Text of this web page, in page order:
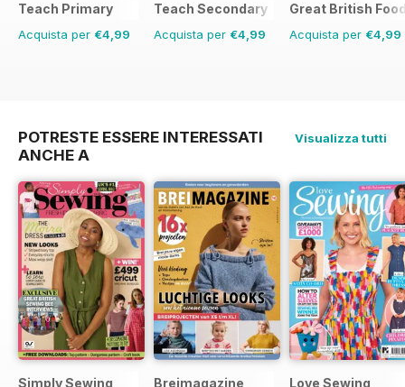
Teach Primary
Acquista per €4,99
Teach Secondary
Acquista per €4,99
Great British
Acquista per €4,99
POTRESTE ESSERE INTERESSATI
ANCHE A
Visualizza tutti
Simply Sewing Breimagazine Love Sewing